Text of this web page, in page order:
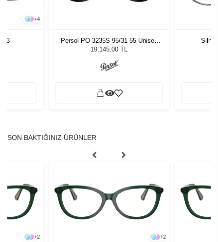
+4
C3
Persol PO 3235S 95/31 55 Unisex
Güneş Gözlüğü
19.145,00 TL
SON BAKTIĞINIZ ÜRÜNLER
+2 +2